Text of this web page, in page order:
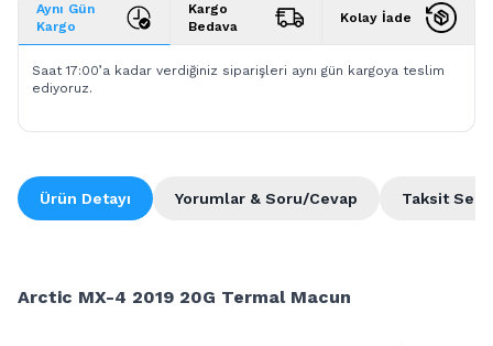
Aynı Gün
Kargo
Kargo
Bedava
Kolay İade
Saat 17:00’a kadar verdiğiniz siparişleri aynı gün kargoya teslim
ediyoruz.
Ürün Detayı Taksit
Yorumlar & Soru/Cevap
Arctic MX-4 2019 20G Termal Macun